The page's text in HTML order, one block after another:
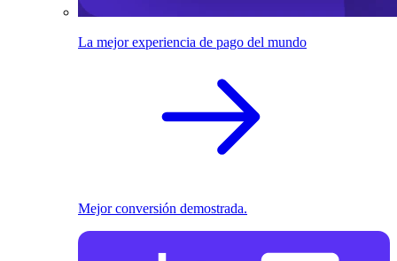
La mejor experiencia de pago del mundo
Mejor conversión demostrada.